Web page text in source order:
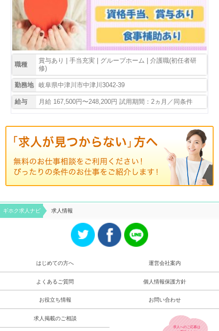
職種
賞与あり | 手当充実 | グループホーム | 介護職(初任者研
修)
勤務地 岐阜県中津川市中津川3042-39
給与 月給 167,500円〜248,200円 試用期間：2ヵ月／同条件
ギホク求⼈ナビ 求人情報
はじめての方へ 運営会社案内
よくあるご質問 個人情報保護方針
お役立ち情報 お問い合わせ
求人掲載のご相談
求人へのご応募は